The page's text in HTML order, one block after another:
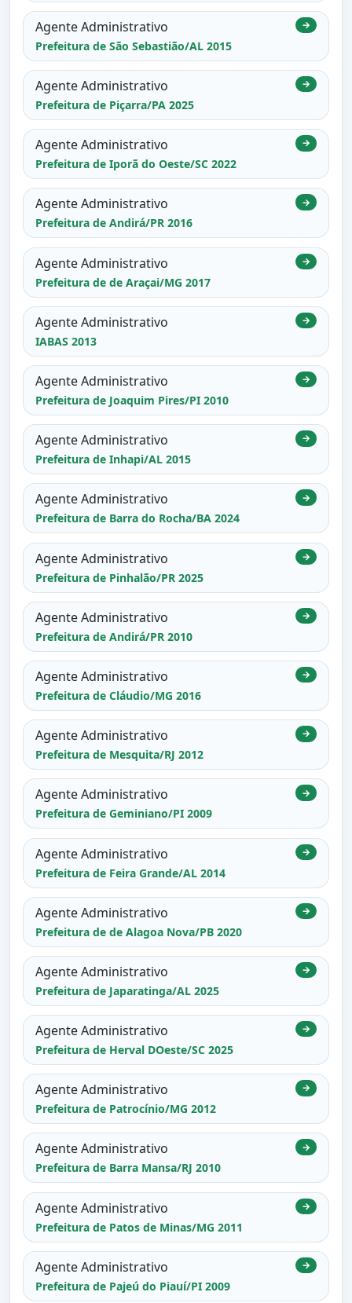
Agente Administrativo
Prefeitura de São Sebastião/AL 2015
→
Agente Administrativo
Prefeitura de Piçarra/PA 2025
→
Agente Administrativo
Prefeitura de Iporã do Oeste/SC 2022
→
Agente Administrativo
Prefeitura de Andirá/PR 2016
→
Agente Administrativo
Prefeitura de de Araçai/MG 2017
→
Agente Administrativo
IABAS 2013
→
Agente Administrativo
Prefeitura de Joaquim Pires/PI 2010
→
Agente Administrativo
Prefeitura de Inhapi/AL 2015
→
Agente Administrativo
Prefeitura de Barra do Rocha/BA 2024
→
Agente Administrativo
Prefeitura de Pinhalão/PR 2025
→
Agente Administrativo
Prefeitura de Andirá/PR 2010
→
Agente Administrativo
Prefeitura de Cláudio/MG 2016
→
Agente Administrativo
Prefeitura de Mesquita/RJ 2012
→
Agente Administrativo
Prefeitura de Geminiano/PI 2009
→
Agente Administrativo
Prefeitura de Feira Grande/AL 2014
→
Agente Administrativo
Prefeitura de de Alagoa Nova/PB 2020
→
Agente Administrativo
Prefeitura de Japaratinga/AL 2025
→
Agente Administrativo
Prefeitura de Herval DOeste/SC 2025
→
Agente Administrativo
Prefeitura de Patrocínio/MG 2012
→
Agente Administrativo
Prefeitura de Barra Mansa/RJ 2010
→
Agente Administrativo
Prefeitura de Patos de Minas/MG 2011
→
Agente Administrativo
Prefeitura de Pajeú do Piauí/PI 2009
→